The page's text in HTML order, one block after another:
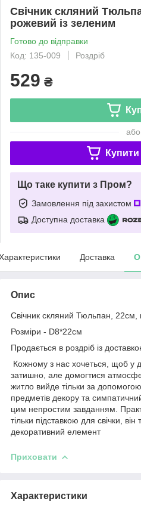
Свічник скляний
рожевий із зеленим
Готово до відправки
Код: 135-009
Роздріб
529 ₴
або
Купити
Що таке купити з Пром?
Замовлення під захистом
Доступна доставка
Доставка
Опис
Свічник скляний Тюльпан, 22см,
Розміри - D8*22см
Продається в роздріб із
Кожному з нас хочеться, щоб у
затишно, але домогтися
житло вийде тільки за
предметів декору та
цим непростим завданням.
тільки підставкою для свічки,
декоративний елемент
Приховати
Характеристики